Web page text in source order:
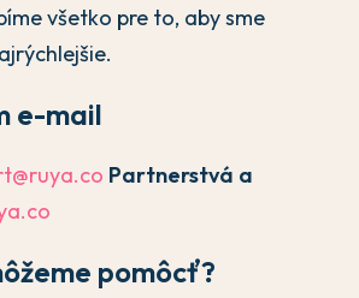
všetko pre to, aby sme
e-mail
Partnerstvá a
pomôcť?